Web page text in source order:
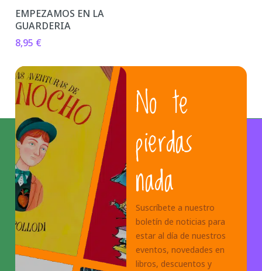
EMPEZAMOS EN LA
GUARDERIA
8,95 €
No te
pierdas
nada
Suscríbete a nuestro
boletín de noticias para
estar al día de nuestros
eventos, novedades en
libros, descuentos y